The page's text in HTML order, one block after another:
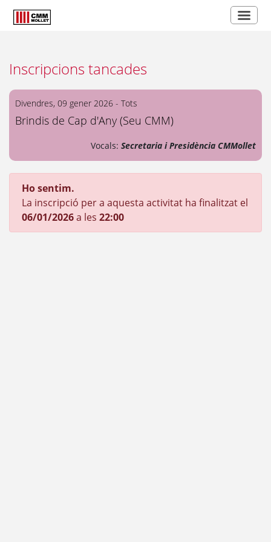
Inscripcions tancades
Divendres, 09 gener 2026 - Tots
Brindis de Cap d'Any (Seu CMM)
Vocals: Secretaria i Presidència CMMollet
Ho sentim.
La inscripció per a aquesta activitat ha finalitzat el
06/01/2026a les 22:00